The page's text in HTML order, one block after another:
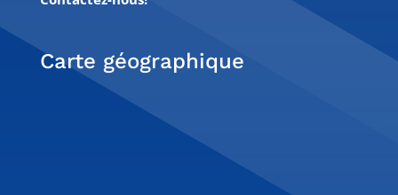
Carte géographique